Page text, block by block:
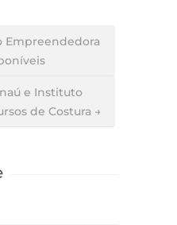
Empreendedora
e Instituto
de Costura →